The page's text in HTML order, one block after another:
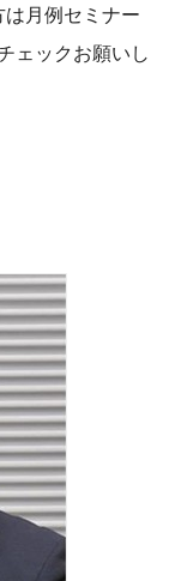
月例セミナー
ェックお願いし